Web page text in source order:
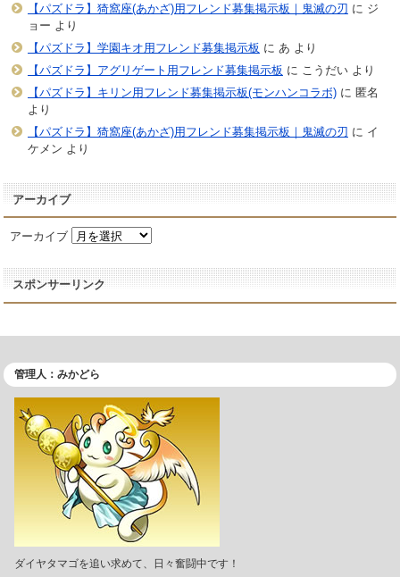
【パズドラ】猗窩座(あかざ)用フレンド募集掲示板｜鬼滅の刃 に ジ
ョー より
【パズドラ】学園キオ用フレンド募集掲示板 に あ より
【パズドラ】アグリゲート用フレンド募集掲示板 に こうだいより
【パズドラ】キリン用フレンド募集掲示板(モンハンコラボ)に 匿名
より
【パズドラ】猗窩座(あかざ)用フレンド募集掲示板｜鬼滅の刃 に イ
ケメン より
アーカイブ
アーカイブ
スポンサーリンク
管理人：みかどら
ダイヤタマゴを追い求めて、日々奮闘中です！